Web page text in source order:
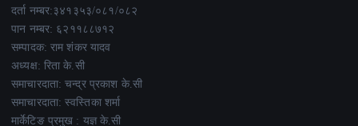
दर्ता नम्बर:३४१३५३/०८१/०८२
पान नम्बर: ६२११८८७१२
सम्पादक: राम शंकर यादव
अध्यक्ष: रिता के.सी
समाचारदाता: चन्द्र प्रकाश के.सी
समाचारदाता: स्वस्तिका शर्मा
मार्केटिङ प्रमुख : यज्ञ के.सी